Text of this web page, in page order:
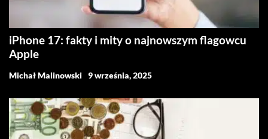
iPhone 17: fakty i mity o najnowszym flagowcu
Apple
Michał Malinowski 9 września, 2025